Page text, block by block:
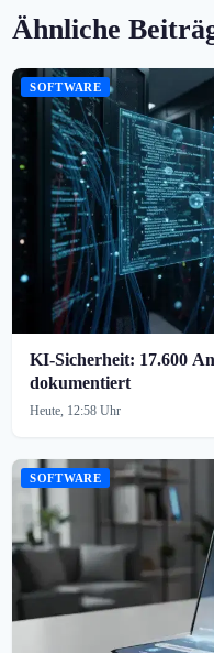
Ähnliche
SOFTWARE
KI-Sicherheit: 17.600
dokumentiert
Heute, 12:58 Uhr
SOFTWARE